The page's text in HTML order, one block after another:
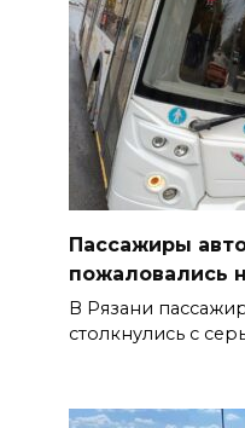
Пассажиры
пожаловались
В Рязани
столкнулись с